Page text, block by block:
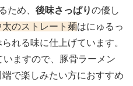
ため、 後味さっぱりの優し
太のストレート麺はにゅるっ
れる味に仕上げています。
ますので、豚骨ラーメン
で楽しみたい方におすすめ